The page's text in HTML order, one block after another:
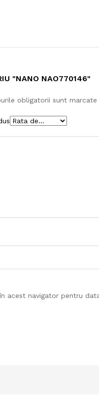
"NANO NAO770146"
obligatorii sunt marcate
acest navigator pentru